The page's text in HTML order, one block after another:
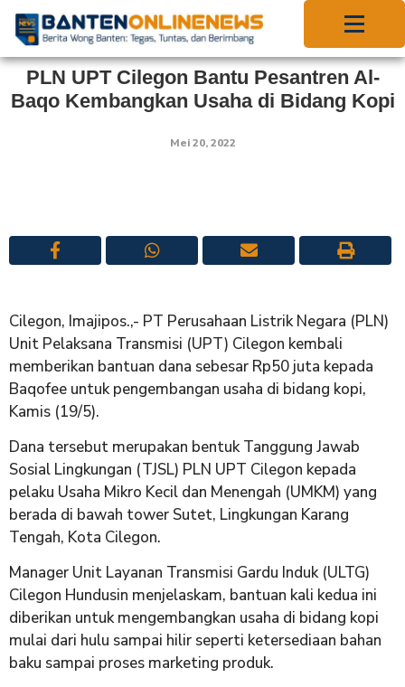
PLN UPT Cilegon Bantu Pesantren Al-
Baqo Kembangkan Usaha di Bidang Kopi
Mei 20, 2022
Cilegon, Imajipos.,- PT Perusahaan Listrik Negara (PLN)
Unit Pelaksana Transmisi (UPT) Cilegon kembali
memberikan bantuan dana sebesar Rp50 juta kepada
Baqofee untuk pengembangan usaha di bidang kopi,
Kamis (19/5).
Dana tersebut merupakan bentuk Tanggung Jawab
Sosial Lingkungan (TJSL) PLN UPT Cilegon kepada
pelaku Usaha Mikro Kecil dan Menengah (UMKM) yang
berada di bawah tower Sutet, Lingkungan Karang
Tengah, Kota Cilegon.
Manager Unit Layanan Transmisi Gardu Induk (ULTG)
Cilegon Hundusin menjelaskam, bantuan kali kedua ini
diberikan untuk mengembangkan usaha di bidang kopi
mulai dari hulu sampai hilir seperti ketersediaan bahan
baku sampai proses marketing produk.